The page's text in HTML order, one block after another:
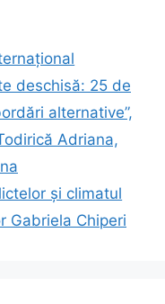
deschisă: 25 de
alternative”,
Adriana,
și climatul
Gabriela Chiperi